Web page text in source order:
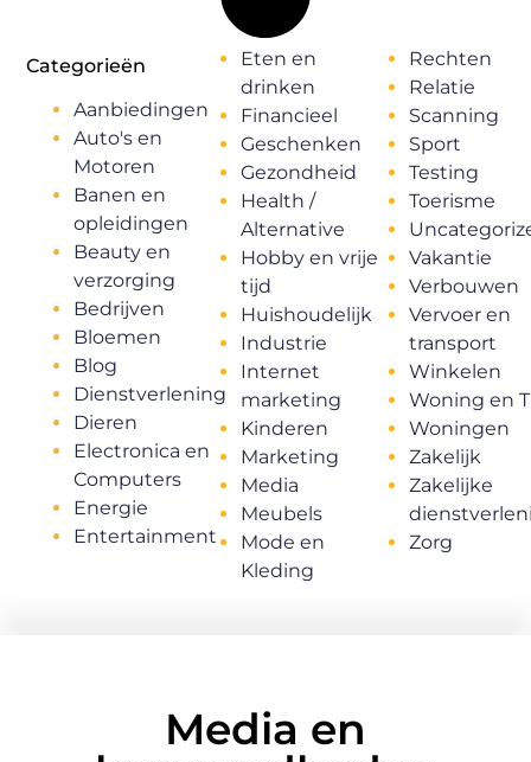
Categorieën
Aanbiedingen
Auto's en
Motoren
Banen en
opleidingen
Beauty en
verzorging
Bedrijven
Bloemen
Blog
Dienstverlening
Dieren
Electronica en
Computers
Energie
Entertainment
Eten en
drinken
Financieel
Geschenken
Gezondheid
Health /
Alternative
Hobby en vrije
tijd
Huishoudelijk
Industrie
Internet
marketing
Kinderen
Marketing
Media
Meubels
Mode en
Kleding
Rechten
Relatie
Scanning
Sport
Testing
Toerisme
Vakantie
Verbouwen
Vervoer en
transport
Winkelen
Woning en
Woningen
Zakelijk
Zakelijke
Zorg
Media en